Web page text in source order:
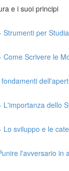
e i suoi principi
Strumenti per
Come Scrivere le
L'importanza dello
Lo sviluppo e le
l'avversario in